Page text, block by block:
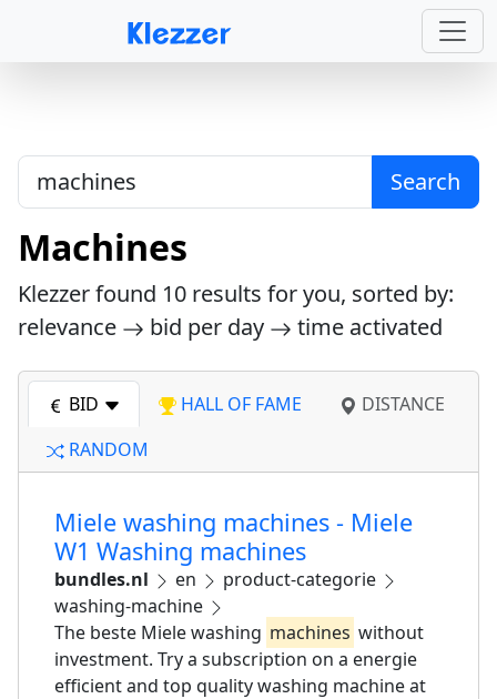
Search
Machines
Klezzer found 10 results for you, sorted by:
relevance
bid per day time activated
BID HALL OF FAME
DISTANCE
RANDOM
Miele washing machines - Miele
W1 Washing machines
bundles.nl en
product-categorie
washing-machine
The beste Miele washing machines without
investment. Try a subscription on a energie
efficient and top quality washing machine at